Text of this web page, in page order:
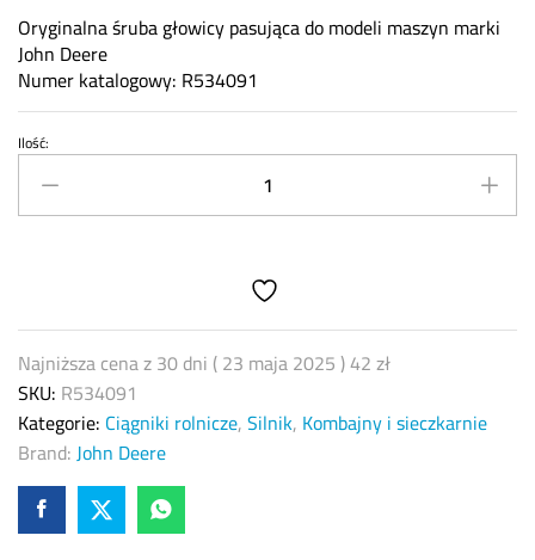
Oryginalna śruba głowicy pasująca do modeli maszyn marki
John Deere
Numer katalogowy: R534091
Śruba
głowicy
John
Ilość:
Najniższa cena z 30 dni (23 maja 2025)42zł
SKU: R534091
Kategorie: Ciągniki rolnicze,Silnik, Kombajny i sieczkarnie
Brand:John Deere